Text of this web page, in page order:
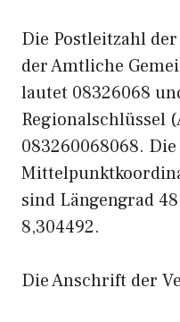
Die Postleitzahl
der Amtliche
lautet 08326068
Regionalschlüssel
083260068068.
sind Längengrad
8,304492.
Die Anschrift der